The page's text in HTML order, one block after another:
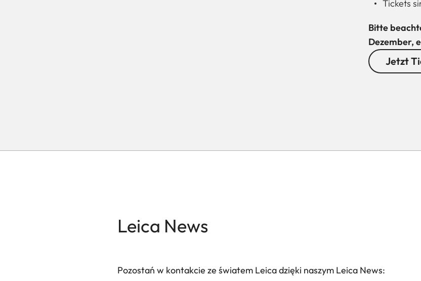
Tickets
Bitte
Dezember,
Jetzt
Leica News
Pozostań w kontakcie ze światem Leica dzięki naszym Leica News: